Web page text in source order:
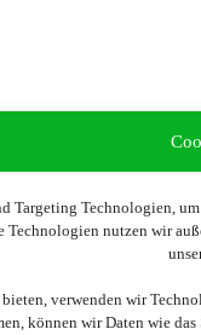
Targeting Technologien,
Technologien nutzen wir
verwenden wir
können wir Daten wie
Wir
aktivieren Sie